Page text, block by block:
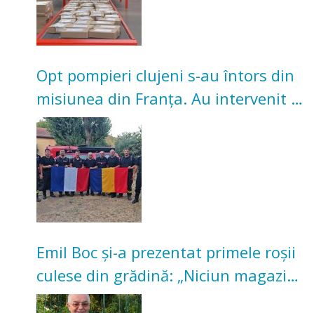
Opt pompieri clujeni s-au întors din
misiunea din Franța. Au intervenit la
incendii de vegetație și pădure
Emil Boc și-a prezentat primele roșii
culese din grădină: „Niciun magazin
nu poate oferi această satisfacție”